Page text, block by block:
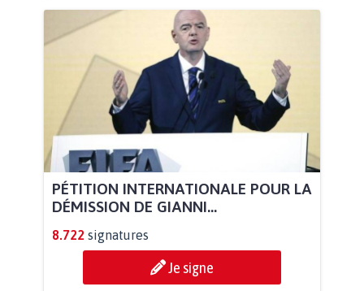
PÉTITION INTERNATIONALE POUR LA
DÉMISSION DE GIANNI...
8.722 signatures
Je signe